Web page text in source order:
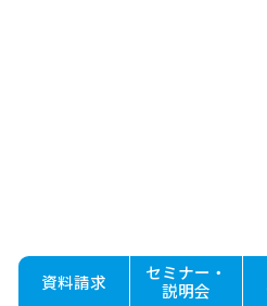
資料請求
セミナー・
説明会